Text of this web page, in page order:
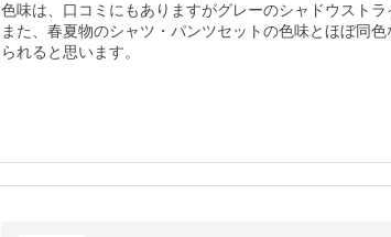
色味は、口コミにもありますがグレーのシャドウストラ
また、春夏物のシャツ・パンツセットの色味とほぼ同
られると思います。